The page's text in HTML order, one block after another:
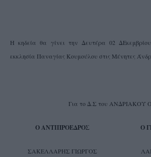
Η κηδεία θα γίνει την Δευτέρα 02
εκκλησία Παναγίας Κουμούλου στις Μένητες
Για το Δ.Σ του ΑΝΔΡΙΑΚΟΥ
Ο ΑΝΤΙΠΡΟΕΔΡΟΣ Ο
ΣΑΚΕΛΛΑΡΗΣ ΓΙΩΡΓΟΣ